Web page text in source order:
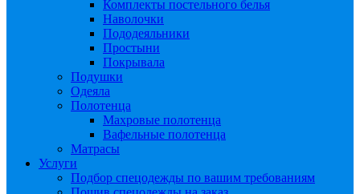
Комплекты постельного белья
Наволочки
Пододеяльники
Простыни
Покрывала
Подушки
Одеяла
Полотенца
Махровые полотенца
Вафельные полотенца
Матрасы
Услуги
Подбор спецодежды по вашим требованиям